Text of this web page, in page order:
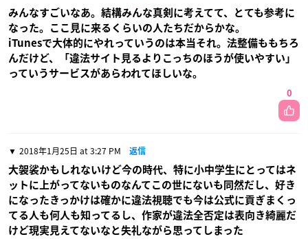
みんなすごいなあ。結構みんな真剣に考えてて、とても参考に
なった。ここ見に来るくらいの人たちだからかな。
iTunesで大体的にやれっていうのは本当それ。法整備ももちろ
んだけど、「違法サイト見るよりこっちのほうが使いやすい」
っていうサービスがあらわれてほしいな。
0
2018年1月25日 at 3:27 PM 返信
大袈裟かもしれないけど今の時代、特に小中学生にとってはネ
ットに上がってないものなんてこの世にないも同然だし、好き
になったきっかけは確かに違法視聴でも今は公式に貢ぎまくっ
てる人も何人も知ってるし、作家が違法全否定は表向き綺麗だ
けど現実見えてないなと失礼ながら思ってしまった